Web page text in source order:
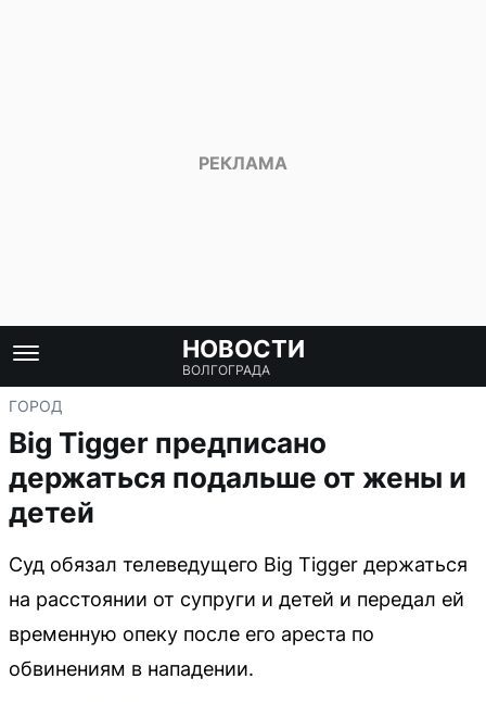
НОВОСТИ
ВОЛГОГРАДА
ГОРОД
Big Tigger предписано
держаться подальше от жены и
детей
Суд обязал телеведущего Big Tigger держаться
на расстоянии от супруги и детей и передал ей
временную опеку после его ареста по
обвинениям в нападении.